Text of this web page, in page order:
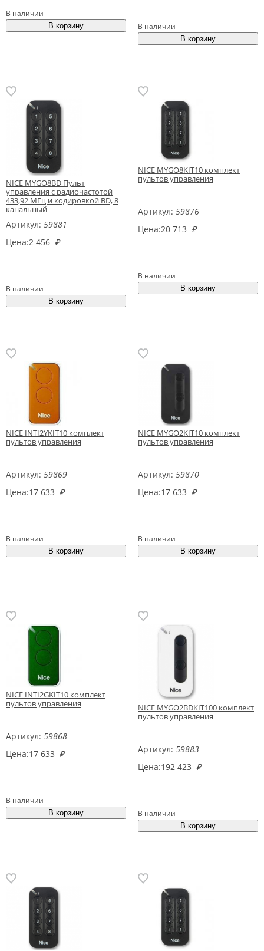
В наличии
В наличии
NICE MYGO8BD Пульт
управления с радиочастотой
433,92 МГц и кодировкой BD, 8
канальный
Артикул: 59881
Цена:2 456 ₽
В наличии
NICE MYGO8KIT10 комплект
пультов управления
Артикул: 59876
Цена:20 713 ₽
В наличии
NICE INTI2YKIT10 комплект
пультов управления
Артикул: 59869
Цена:17 633 ₽
В наличии
NICE MYGO2KIT10 комплект
пультов управления
Артикул: 59870
Цена:17 633 ₽
В наличии
NICE INTI2GKIT10 комплект
пультов управления
Артикул: 59868
Цена:17 633 ₽
В наличии
NICE MYGO2BDKIT100 комплект
пультов управления
Артикул: 59883
Цена:192 423 ₽
В наличии